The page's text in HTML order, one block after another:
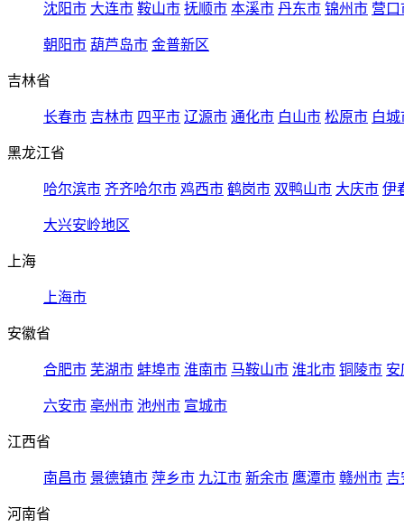
沈阳市 大连市 鞍山市 抚顺市 本溪市 丹东市 锦州市 营口
朝阳市 葫芦岛市 金普新区
吉林省
长春市 吉林市 四平市 辽源市 通化市 白山市 松原市 白城
黑龙江省
哈尔滨市 齐齐哈尔市 鸡西市 鹤岗市 双鸭山市 大庆市 伊
大兴安岭地区
上海
上海市
安徽省
合肥市 芜湖市 蚌埠市 淮南市 马鞍山市 淮北市 铜陵市 安
六安市 亳州市 池州市 宣城市
江西省
南昌市 景德镇市 萍乡市 九江市 新余市 鹰潭市 赣州市 吉
河南省